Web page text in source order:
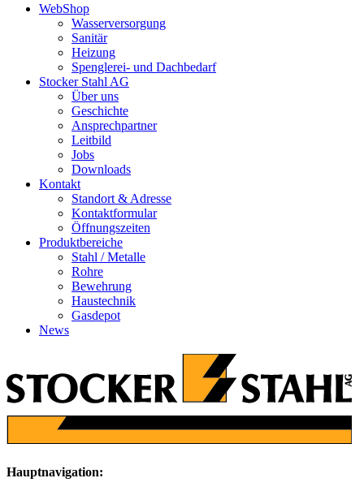
WebShop
Wasserversorgung
Sanitär
Heizung
Spenglerei- und Dachbedarf
Stocker Stahl AG
Über uns
Geschichte
Ansprechpartner
Leitbild
Jobs
Downloads
Kontakt
Standort & Adresse
Kontaktformular
Öffnungszeiten
Produktbereiche
Stahl / Metalle
Rohre
Bewehrung
Haustechnik
Gasdepot
News
Hauptnavigation: